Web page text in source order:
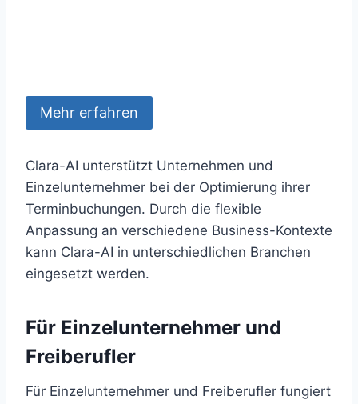
Mehr erfahren
Clara-AI unterstützt Unternehmen und
Einzelunternehmer bei der Optimierung ihrer
Terminbuchungen. Durch die flexible
Anpassung an verschiedene Business-Kontexte
kann Clara-AI in unterschiedlichen Branchen
eingesetzt werden.
Für Einzelunternehmer und
Freiberufler
Für Einzelunternehmer und Freiberufler fungiert